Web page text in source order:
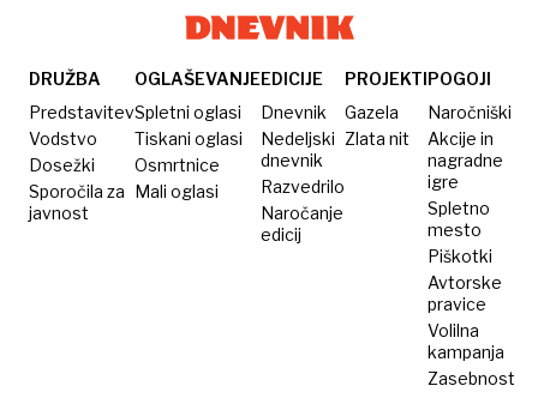
DRUŽBA
Predstavitev
Vodstvo
Dosežki
Sporočila za
javnost
OGLAŠEVANJE
Spletni oglasi
Tiskani oglasi
Osmrtnice
Mali oglasi
EDICIJE
Dnevnik
Nedeljski
dnevnik
Razvedrilo
Naročanje
edicij
PROJEKTI
Gazela
Zlata nit
POGOJI
Naročniški
Akcije in
nagradne
igre
Spletno
mesto
Piškotki
Avtorske
pravice
Volilna
kampanja
Zasebnost